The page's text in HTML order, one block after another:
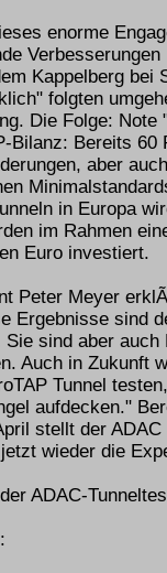
enorme
Kappelberg bei
folgten
Die Folge:
Bilanz: Bereits
aber
in Europa
im Rahmen
Euro investiert.
Peter Meyer
Ergebnisse sind
Sie sind aber
Auch in Zukunft
Tunnel
aufdecken."
stellt der
wieder die
ADAC-